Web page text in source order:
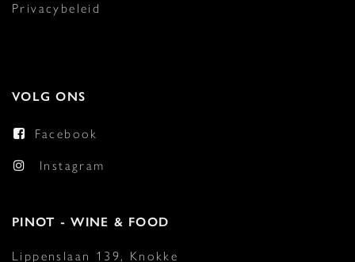
Privacybeleid
VOLG ONS
Facebook
Instagram
PINOT - WINE & FOOD
Lippenslaan 139, Knokke